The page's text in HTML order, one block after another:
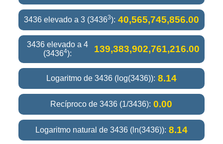
3436 elevado a 3 (34363): 40,565,745,856.00
3436 elevado a 4
(34364): 139,383,902,761,216.00
Logaritmo de 3436 (log(3436)): 8.14
Recíproco de 3436 (1/3436): 0.00
Logaritmo natural de 3436 (ln(3436)): 8.14